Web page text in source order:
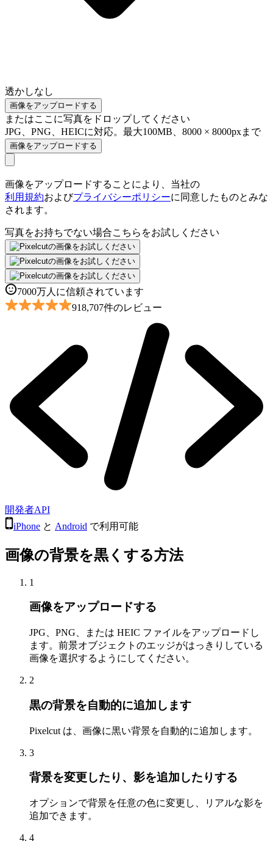
透かしなし
画像をアップロードする
またはここに写真をドロップしてください
JPG、PNG、HEICに対応。最大100MB、8000 × 8000pxまで
画像をアップロードする
画像をアップロードすることにより、当社の
利用規約およびプライバシーポリシーに同意したものとみな
されます。
写真をお持ちでない場合こちらをお試しください
7000万人に信頼されています
918,707件のレビュー
開発者API
iPhone と Android で利用可能
画像の背景を黒くする方法
1
画像をアップロードする
JPG、PNG、または HEIC ファイルをアップロードし
ます。前景オブジェクトのエッジがはっきりしている
画像を選択するようにしてください。
2
黒の背景を自動的に追加します
Pixelcut は、画像に黒い背景を自動的に追加します。
3
背景を変更したり、影を追加したりする
オプションで背景を任意の色に変更し、リアルな影を
追加できます。
4